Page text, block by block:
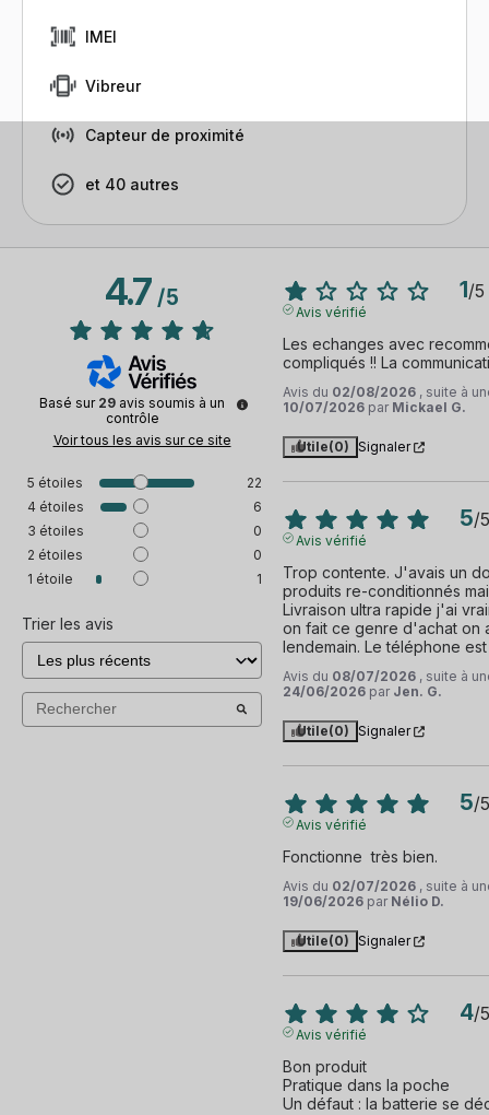
IMEI
Vibreur
Capteur de proximité
et 40 autres
4.7/5
Basé sur 29 avis soumis à un
contrôle
Voir tous les avis sur ce site
5 étoiles
22
4 étoiles
6
3 étoiles
0
2 étoiles
0
1 étoile 1
Trier les avis
1/5
Avis vérifié
Les echanges avec
compliqués !! La
Avis du 02/08/2026 , suite à
10/07/2026 par Mickael G.
Utile(0) Signaler
5/5
Avis vérifié
Trop contente. J'avais un
produits re-conditionnés
Livraison ultra rapide j'ai
on fait ce genre d'achat on
lendemain. Le téléphone
Avis du 08/07/2026 , suite à
24/06/2026 par Jen. G.
Utile(0) Signaler
5/5
Avis vérifié
Fonctionne  très bien.
Avis du 02/07/2026 , suite à
19/06/2026 par Nélio D.
Utile(0) Signaler
4/5
Avis vérifié
Bon produit
Pratique dans la poche
Un défaut : la batterie se